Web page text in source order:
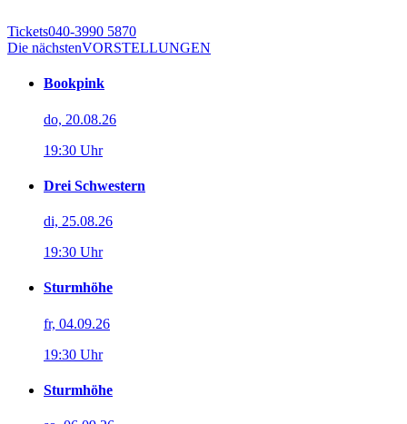
Tickets040-3990 5870
Die nächstenVORSTELLUNGEN
Bookpink
do, 20.08.26
19:30 Uhr
Drei Schwestern
di, 25.08.26
19:30 Uhr
Sturmhöhe
fr, 04.09.26
19:30 Uhr
Sturmhöhe